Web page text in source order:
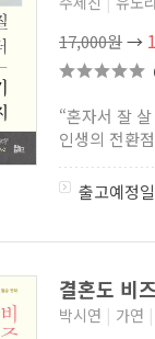
17,000원→
“혼자서 잘
인생의 전환
출고예정
결혼도 비
박시연 | 가연 |